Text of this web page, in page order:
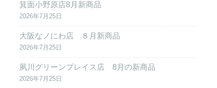
箕面小野原店8月新商品
2026年7月25日
大阪なノにわ店 ８月新商品
2026年7月25日
夙川グリーンプレイス店 8月の新商品
2026年7月25日